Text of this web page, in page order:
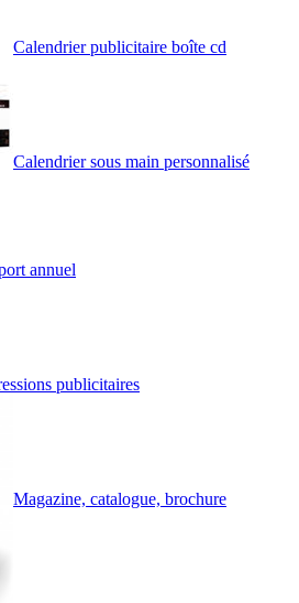
Calendrier publicitaire boîte cd
Calendrier sous main personnalisé
annuel
publicitaires
Magazine, catalogue, brochure